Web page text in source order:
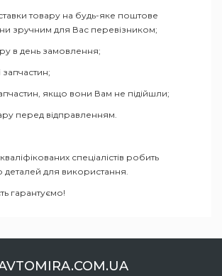
товару на будь-яке поштове
зручним для Вас перевізником;
в день замовлення;
запчастин;
якщо вони Вам не підійшли;
перед відправленням.
спеціалістів робить
деталей для використання.
гарантуємо!